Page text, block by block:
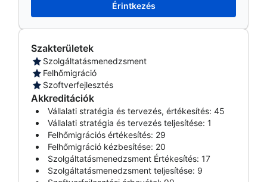
Érintkezés
Akkreditációk
Vállalati stratégia és tervezés, értékesítés: 45
Vállalati stratégia és tervezés teljesítése: 1
Felhőmigrációs értékesítés: 29
Felhőmigráció kézbesítése: 20
Szolgáltatásmenedzsment Értékesítés: 17
Szolgáltatásmenedzsment teljesítése: 9
Szakterületek
Szolgáltatásmenedzsment
Felhőmigráció
Szoftverfejlesztés